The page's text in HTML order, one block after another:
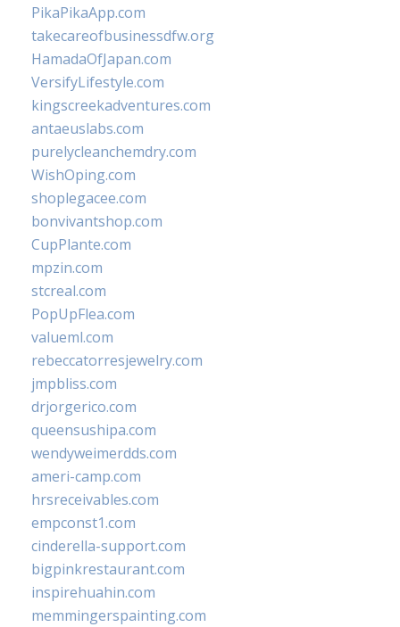
PikaPikaApp.com
takecareofbusinessdfw.org
HamadaOfJapan.com
VersifyLifestyle.com
kingscreekadventures.com
antaeuslabs.com
purelycleanchemdry.com
WishOping.com
shoplegacee.com
bonvivantshop.com
CupPlante.com
mpzin.com
stcreal.com
PopUpFlea.com
valueml.com
rebeccatorresjewelry.com
jmpbliss.com
drjorgerico.com
queensushipa.com
wendyweimerdds.com
ameri-camp.com
hrsreceivables.com
empconst1.com
cinderella-support.com
bigpinkrestaurant.com
inspirehuahin.com
memmingerspainting.com